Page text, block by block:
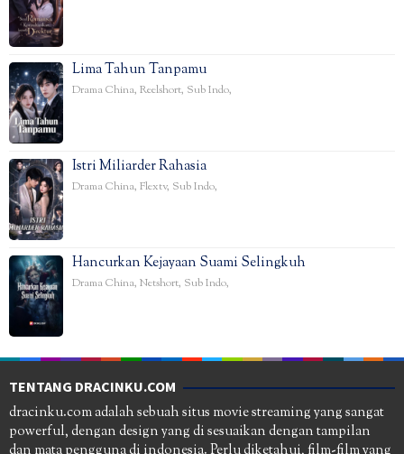
Lima Tahun Tanpamu
Drama China, Reelshort, Sub Indo,
Istri Miliarder Rahasia
Drama China, Flextv, Sub Indo,
Hancurkan Kejayaan Suami Selingkuh
Drama China, Netshort, Sub Indo,
TENTANG DRACINKU.COM
dracinku.com adalah sebuah situs movie streaming yang sangat
powerful, dengan design yang di sesuaikan dengan tampilan